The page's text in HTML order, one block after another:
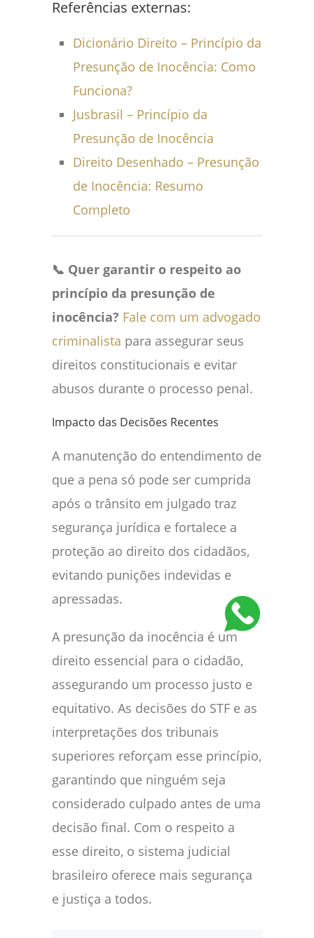
Referências externas:
Dicionário Direito – Princípio da
Presunção de Inocência: Como
Funciona?
Jusbrasil – Princípio da
Presunção de Inocência
Direito Desenhado – Presunção
de Inocência: Resumo
Completo
📞 Quer garantir o respeito ao
princípio da presunção de
inocência? Fale com um advogado
criminalista para assegurar seus
direitos constitucionais e evitar
abusos durante o processo penal.
Impacto das Decisões Recentes
A manutenção do entendimento de
que a pena só pode ser cumprida
após o trânsito em julgado traz
segurança jurídica e fortalece a
proteção ao direito dos cidadãos,
evitando punições indevidas e
apressadas.
A presunção da inocência é um
direito essencial para o cidadão,
assegurando um processo justo e
equitativo. As decisões do STF e as
interpretações dos tribunais
superiores reforçam esse princípio,
garantindo que ninguém seja
considerado culpado antes de uma
decisão final. Com o respeito a
esse direito, o sistema judicial
brasileiro oferece mais segurança
e justiça a todos.